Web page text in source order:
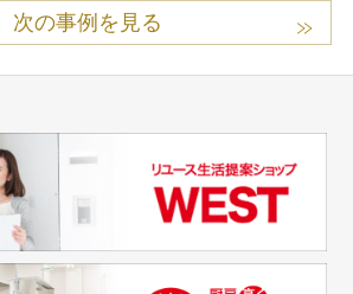
次の事例を見る